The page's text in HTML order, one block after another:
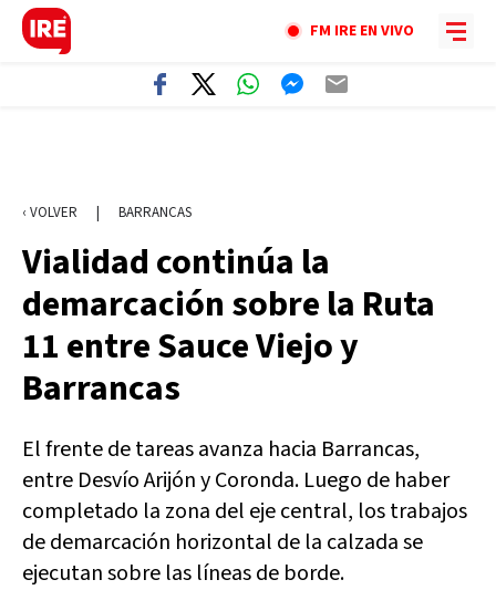
FM IRE EN VIVO
‹ VOLVER | BARRANCAS
Vialidad continúa la
demarcación sobre la Ruta
11 entre Sauce Viejo y
Barrancas
El frente de tareas avanza hacia Barrancas,
entre Desvío Arijón y Coronda. Luego de haber
completado la zona del eje central, los trabajos
de demarcación horizontal de la calzada se
ejecutan sobre las líneas de borde.